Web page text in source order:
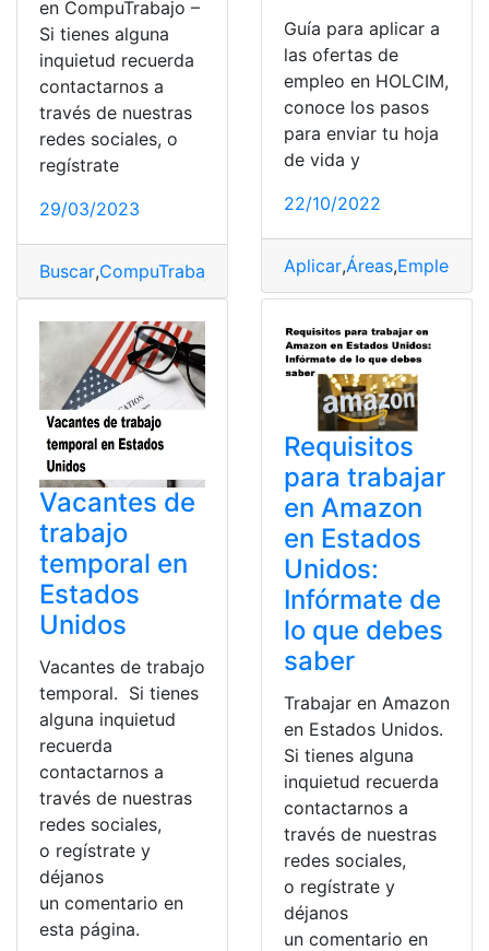
en CompuTrabajo –
Si tienes alguna
inquietud recuerda
contactarnos a
través de nuestras
redes sociales, o
regístrate
29/03/2023
Buscar,CompuTrabajo Información,Ofertas,ofertas de
Guía para aplicar a
las ofertas de
empleo en HOLCIM,
conoce los pasos
para enviar tu hoja
de vida y
22/10/2022
Aplicar,Áreas,Empleo
Vacantes de
trabajo
temporal en
Estados
Unidos
Vacantes de trabajo
temporal. Si tienes
alguna inquietud
recuerda
contactarnos a
través de nuestras
redes sociales,
o regístrate y
déjanos
un comentario en
esta página.
Requisitos
para trabajar
en Amazon
en Estados
Unidos:
Infórmate de
lo que debes
saber
Trabajar en Amazon
en Estados Unidos.
Si tienes alguna
inquietud recuerda
contactarnos a
través de nuestras
redes sociales,
o regístrate y
déjanos
un comentario en